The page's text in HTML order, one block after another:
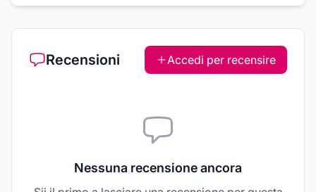
Recensioni Accedi per recensire
Nessuna recensione ancora